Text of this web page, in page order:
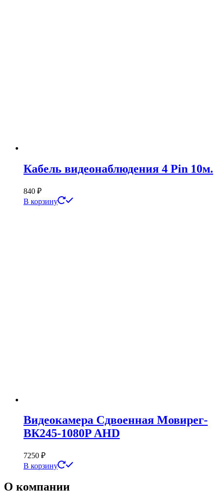
Кабель видеонаблюдения 4 Pin 10м.
840 ₽
В корзину
Видеокамера Сдвоенная Мовирег-
ВК245-1080P AHD
7250 ₽
В корзину
О компании